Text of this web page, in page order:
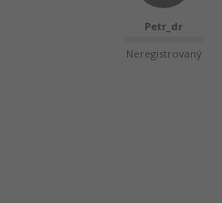
Petr_dr
Neregistrovaný